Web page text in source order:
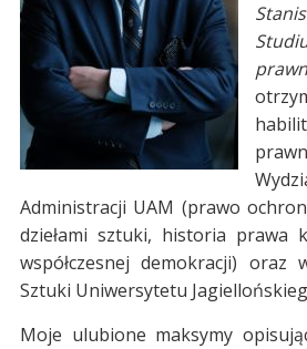
Administracji UAM (prawo
dziełami sztuki, historia prawa
współczesnej demokracji)
Sztuki Uniwersytetu
Moje ulubione maksymy